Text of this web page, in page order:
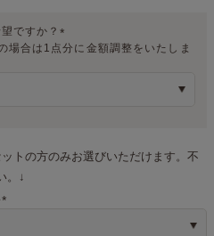
ですか？
(
場合は1点分に金額調整をいたしま
トの方のみお選びいただけます。不
。↓